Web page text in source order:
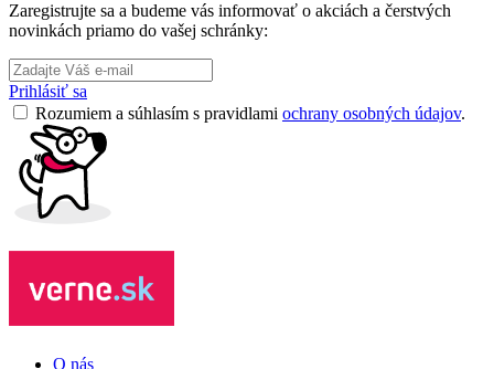
Zaregistrujte sa a budeme vás informovať o akciách a čerstvých
novinkách priamo do vašej schránky:
Prihlásiť sa
Rozumiem a súhlasím s pravidlami ochrany osobných údajov.
O nás